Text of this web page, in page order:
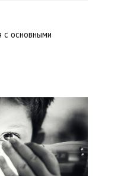
с основными